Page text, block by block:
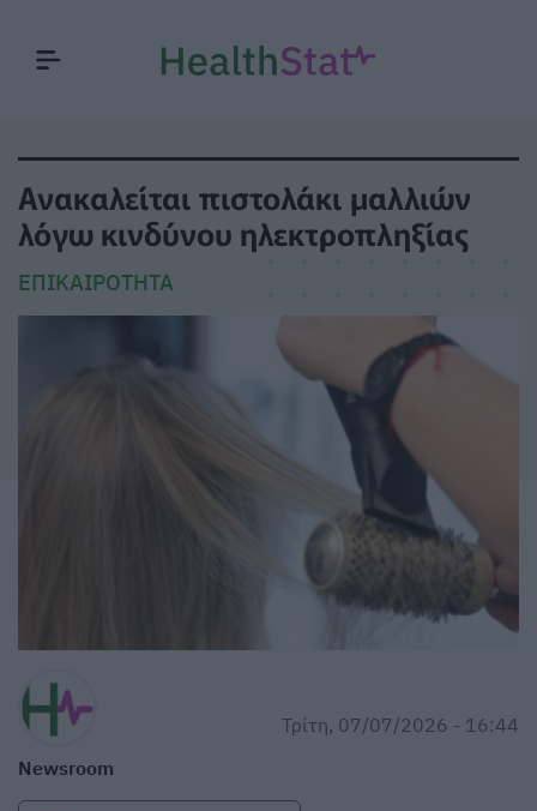
Ανακαλείται πιστολάκι μαλλιών
λόγω κινδύνου ηλεκτροπληξίας
ΕΠΙΚΑΙΡΌΤΗΤΑ
Newsroom
Τρίτη, 07/07/2026 - 16:44